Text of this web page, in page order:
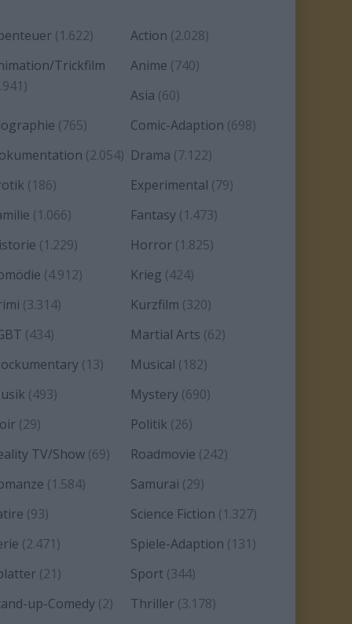
(1.622) Action (2.028)
Trickfilm
Anime (740)
Asia (60)
(765) Comic-Adaption (698)
(2.054) Drama (7.122)
(186) Experimental (79)
(1.066) Fantasy(1.473)
(1.229) Horror(1.825)
(4.912) Krieg (424)
(3.314) Kurzfilm (320)
(434) Martial Arts (62)
(13) Musical (182)
(493) Mystery(690)
(29) Politik (26)
TV/Show (69) Roadmovie (242)
(1.584) Samurai (29)
(93) Science Fiction (1.327)
(2.471) Spiele-Adaption (131)
(21) Sport(344)
up-Comedy (2) Thriller(3.178)